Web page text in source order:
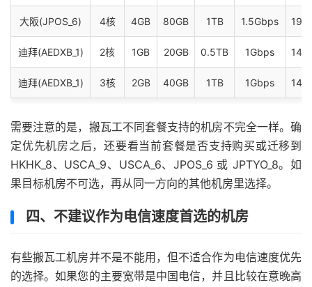
大阪(JPOS_6) 4核 4GB 80GB 1TB 1.5Gbps 19个
迪拜(AEDXB_1) 2核 1GB 20GB 0.5TB 1Gbps 14个
迪拜(AEDXB_1) 3核 2GB 40GB 1TB 1Gbps 14个
需要注意的是，搬瓦工不同套餐支持的机房不完全一样。确
定优先机房之后，还要看当前套餐是否支持购买或迁移到
HKHK_8、USCA_9、USCA_6、JPOS_6 或 JPTYO_8。如
果目标机房不可选，再从同一方向的其他机房里选择。
四、不建议作为电信速度首选的机房
有些搬瓦工机房并不是不能用，但不适合作为电信速度优先
的选择。如果您的主要宽带是中国电信，并且比较在意晚高